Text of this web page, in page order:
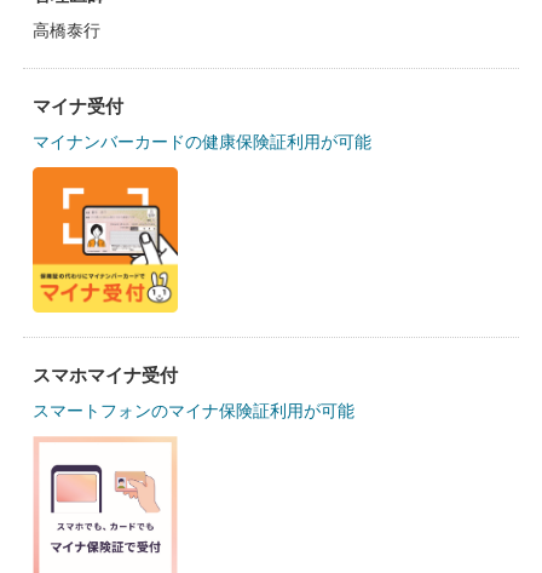
高橋泰行
マイナ受付
マイナンバーカードの健康保険証利用が可能
スマホマイナ受付
スマートフォンのマイナ保険証利用が可能